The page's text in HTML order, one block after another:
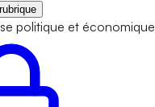
politique et économique